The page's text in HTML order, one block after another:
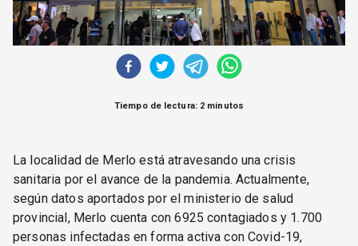
CONTACTO
Tiempo de lectura: 2 minutos
La localidad de Merlo está atravesando una crisis
sanitaria por el avance de la pandemia. Actualmente,
según datos aportados por el ministerio de salud
provincial, Merlo cuenta con 6925 contagiados y 1.700
personas infectadas en forma activa con Covid-19,